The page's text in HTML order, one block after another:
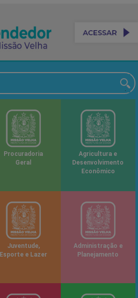
Procuradoria
Geral
Agricultura e
Desenvolvimento
Econômico
Juventude,
Esporte e Lazer
Administração e
Planejamento